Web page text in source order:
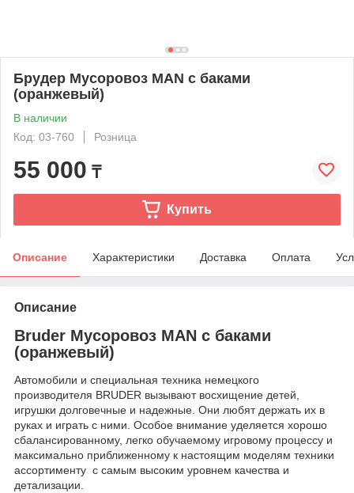
Брудер Мусоровоз MAN с баками
(оранжевый)
В наличии
Код: 03-760
Розница
55 000 ₸
Купить
Описание Характеристики Доставка Оплата
Описание
Bruder Мусоровоз MAN с баками
(оранжевый)
Автомобили и специальная техника немецкого
производителя BRUDER вызывают восхищение детей,
игрушки долговечные и надежные. Они любят держать их в
руках и играть с ними. Особое внимание уделяется хорошо
сбалансированному, легко обучаемому игровому процессу и
максимально приближенному к настоящим моделям техники
ассортименту с самым высоким уровнем качества и
детализации.